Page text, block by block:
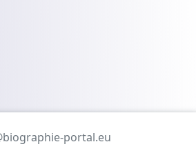
portal.eu